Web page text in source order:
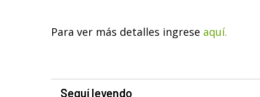
Para ver más detalles ingrese aquí.
Seguí leyendo